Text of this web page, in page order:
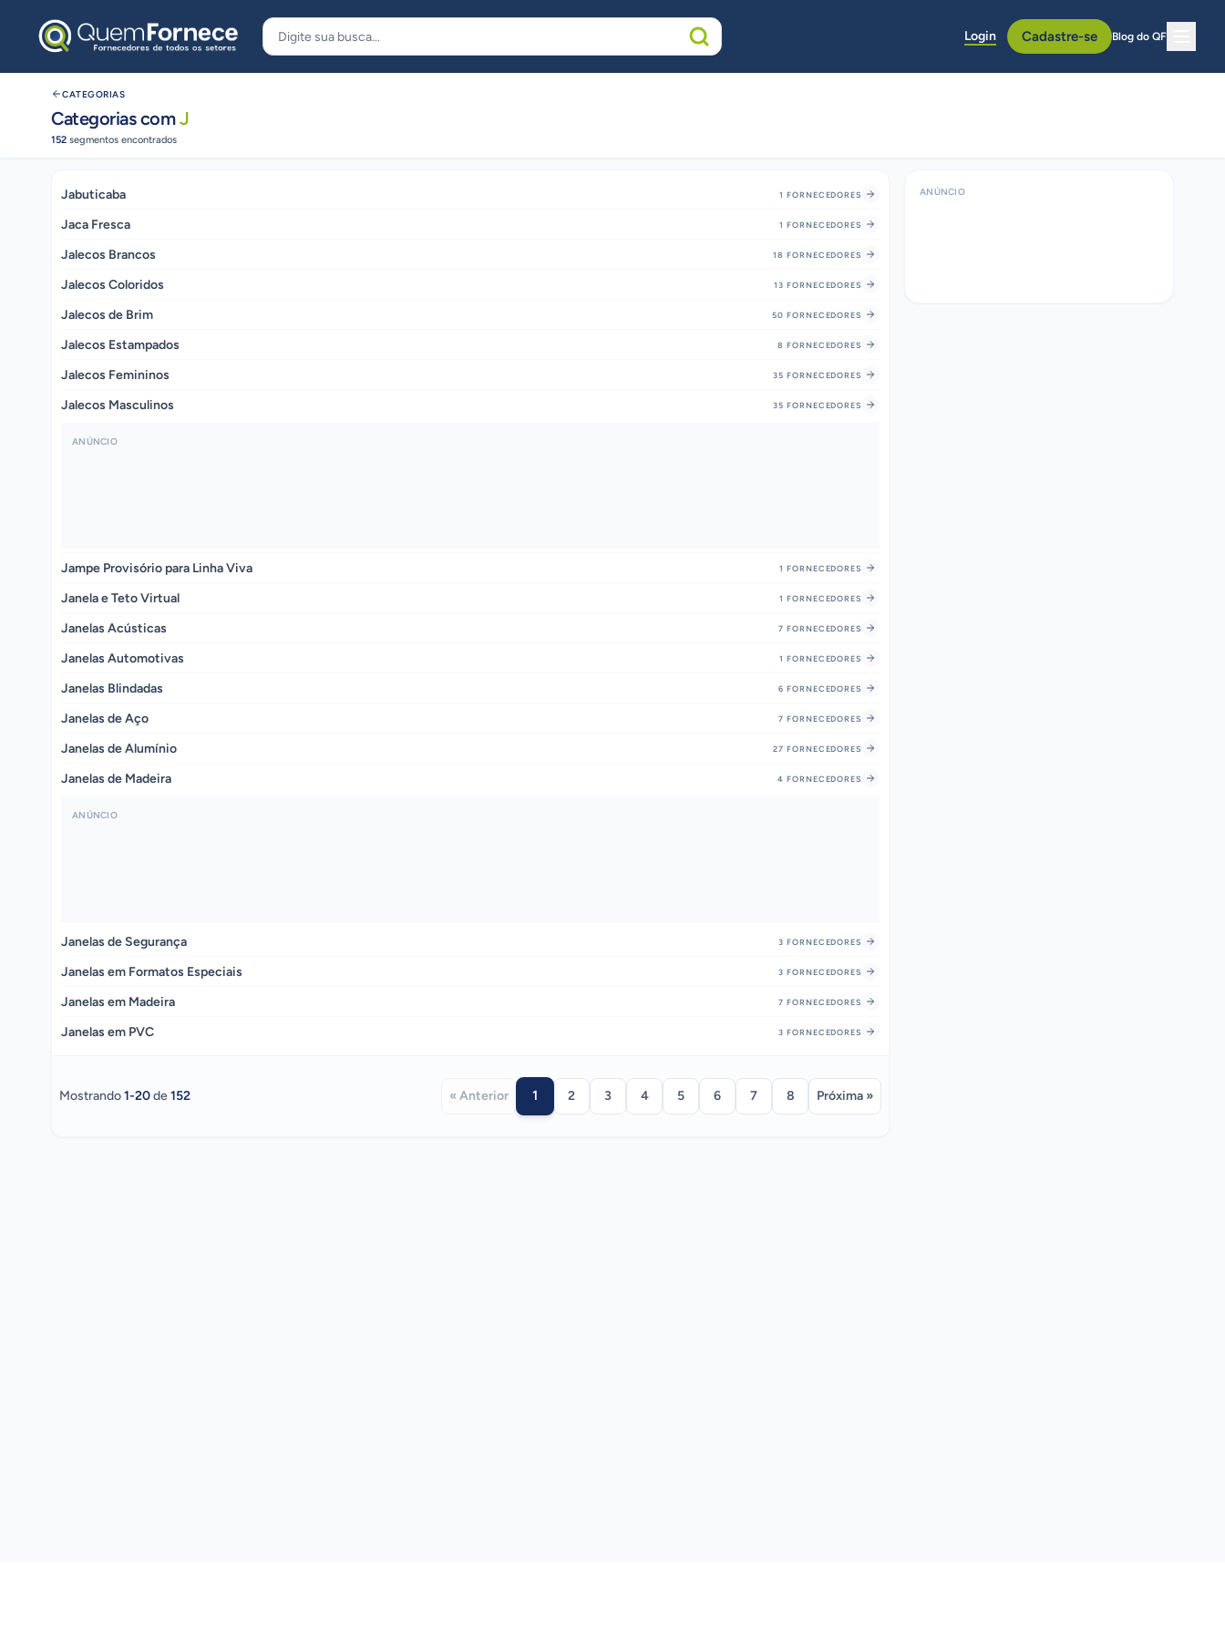
Login Cadastre-se Blog do QF
CATEGORIAS
Categorias comJ
152 segmentos encontrados
Jabuticaba 1 FORNECEDORES
Jaca Fresca 1 FORNECEDORES
Jalecos Brancos 18 FORNECEDORES
Jalecos Coloridos 13 FORNECEDORES
Jalecos de Brim 50 FORNECEDORES
Jalecos Estampados 8 FORNECEDORES
Jalecos Femininos 35 FORNECEDORES
Jalecos Masculinos 35 FORNECEDORES
ANÚNCIO
Jampe Provisório para Linha Viva 1 FORNECEDORES
Janela e Teto Virtual 1 FORNECEDORES
Janelas Acústicas 7 FORNECEDORES
Janelas Automotivas 1 FORNECEDORES
Janelas Blindadas 6 FORNECEDORES
Janelas de Aço 7 FORNECEDORES
Janelas de Alumínio 27 FORNECEDORES
Janelas de Madeira 4 FORNECEDORES
ANÚNCIO
Janelas de Segurança 3 FORNECEDORES
Janelas em Formatos Especiais 3 FORNECEDORES
Janelas em Madeira 7 FORNECEDORES
Janelas em PVC 3 FORNECEDORES
Mostrando1-20de152 « Anterior 1 2 3 4 5 6 7 8 Próxima »
ANÚNCIO